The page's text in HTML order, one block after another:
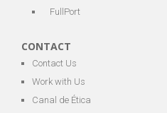
FullPort
CONTACT
Contact Us
Work with Us
Canal de Ética